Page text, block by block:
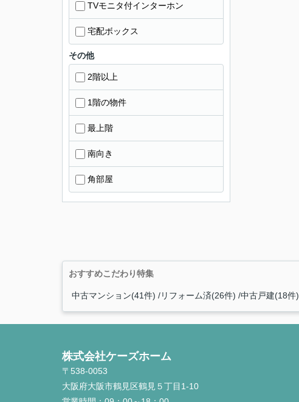
TVモニタ付インターホン
宅配ボックス
その他
2階以上
1階の物件
最上階
南向き
角部屋
おすすめこだわり特集
中古マンション(41件) リフォーム済(26件) 中古戸建(18件)
株式会社ケーズホーム
〒538-0053
大阪府大阪市鶴見区鶴見５丁目1-10